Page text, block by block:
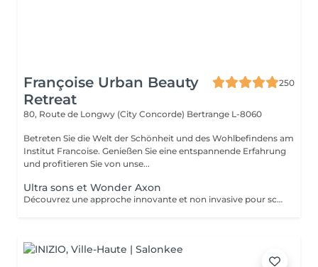
Françoise Urban Beauty
Retreat
250
80, Route de Longwy (City Concorde) Bertrange L-8060
Betreten Sie die Welt der Schönheit und des Wohlbefindens am
Institut Francoise. Genießen Sie eine entspannende Erfahrung
und profitieren Sie von unse...
Ultra sons et Wonder Axon
Découvrez une approche innovante et non invasive pour sculpter votre silhouette, alliant la puissance de l'ultra son à la technologie avancée du Wonder Axon. Cette synergie unique agit en profondeur pour : Défibroser les cellulites indurées : Les ondes ultrasonores ciblent les nodules fibreux, brisant les tissus durcis et libérant les graisses emprisonnées. Brûler les graisses libérées : Le Wonder Axon active la lipolyse et stimule le drainage lymphatique, éliminant naturellement les toxines et les lipides. Sculpter une musculature harmonieuse : Les impulsions électrostimulantes du Wonder Axon tonifient les muscles en douceur, pour une silhouette ferme et équilibrée. Booster le métabolisme de base : En stimulant la microcirculation et l'activité cellulaire, cette combinaison relance la combustion des calories même au repos.